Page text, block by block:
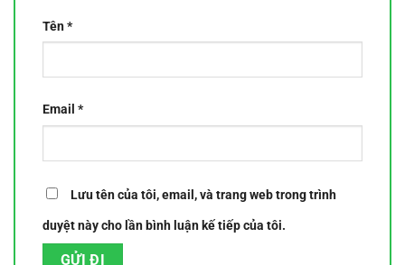
Tên*
Email *
Lưu tên của tôi, email, và trang web trong trình
duyệt này cho lần bình luận kế tiếp của tôi.